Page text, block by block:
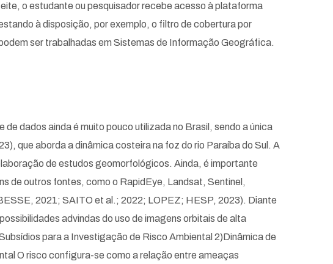
o estudante ou pesquisador recebe acesso à plataforma
à disposição, por exemplo, o filtro de cobertura por
ser trabalhadas em Sistemas de Informação Geográfica.
dados ainda é muito pouco utilizada no Brasil, sendo a única
que aborda a dinâmica costeira na foz do rio Paraíba do Sul. A
de estudos geomorfológicos. Ainda, é importante
de outros fontes, como o RapidEye, Landsat, Sentinel,
2021; SAITO et al.; 2022; LOPEZ; HESP, 2023). Diante
advindas do uso de imagens orbitais de alta
para a Investigação de Risco Ambiental 2)Dinâmica de
O risco configura-se como a relação entre ameaças